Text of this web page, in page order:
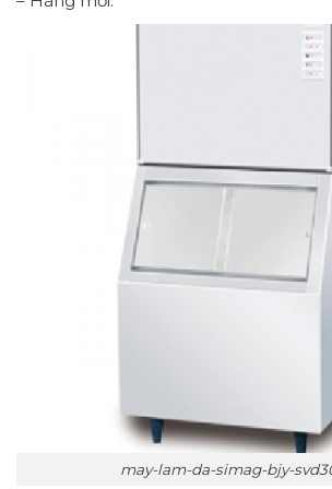
may-lam-da-simag-bjy-